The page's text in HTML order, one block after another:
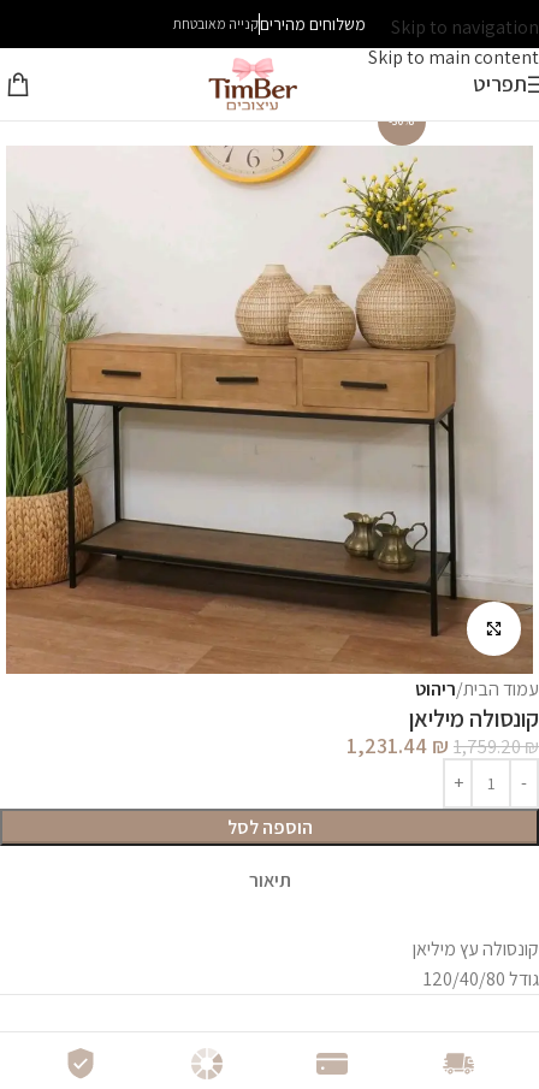
Skip to navigation
Skip to main content
משלוחים מהיריםקנייה מאובטחת
תפריט
עמוד הבית ריהוט
קונסולה מיליאן
1,759.20₪
1,231.44 ₪
הוספה לסל
תיאור
קונסולה עץ מיליאן
גודל 120/40/80
-30%
לחץ להגדלה